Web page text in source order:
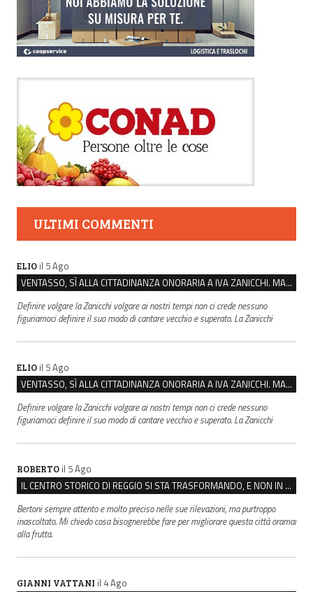
ULTIMI COMMENTI
ELIO il 5 Ago
VENTASSO, SÌ ALLA CITTADINANZA ONORARIA A IVA ZANICCHI. MA BARGIACCHI: “È DI PESSIMO GUSTO”
Definire volgare la Zanicchi volgare ai nostri tempi non ci crede nessuno
figuriamoci definire il suo modo di cantare vecchio e superato. La Zanicchi
ELIO il 5 Ago
VENTASSO, SÌ ALLA CITTADINANZA ONORARIA A IVA ZANICCHI. MA BARGIACCHI: “È DI PESSIMO GUSTO”
Definire volgare la Zanicchi volgare ai nostri tempi non ci crede nessuno
figuriamoci definire il suo modo di cantare vecchio e superato. La Zanicchi
ROBERTO il 5 Ago
IL CENTRO STORICO DI REGGIO SI STA TRASFORMANDO, E NON IN MEGLIO
Bertoni sempre attento e molto preciso nelle sue rilevazioni, ma purtroppo
inascoltato. Mi chiedo cosa bisognerebbe fare per migliorare questa città oramai
alla frutta.
GIANNI VATTANI il 4 Ago